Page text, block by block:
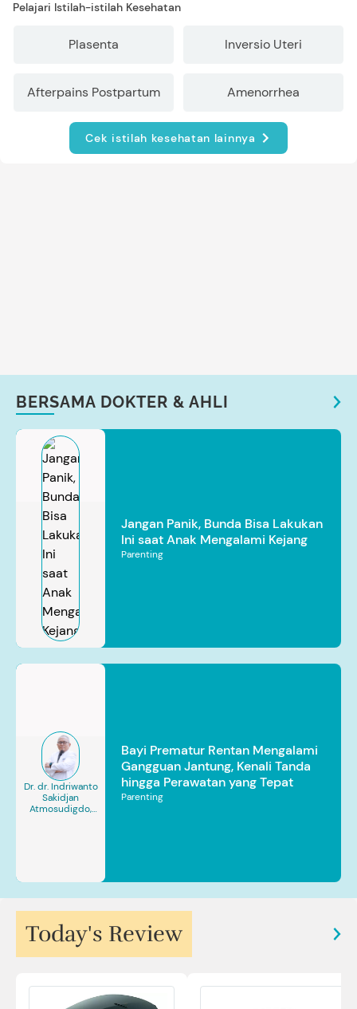
Pelajari Istilah-istilah Kesehatan
Plasenta Inversio Uteri
Afterpains Postpartum Amenorrhea
Cek istilah kesehatan lainnya
BERSAMA DOKTER & AHLI
Jangan Panik, Bunda Bisa Lakukan
Ini saat Anak Mengalami Kejang
Parenting
Dr. dr. Indriwanto
Sakidjan
Atmosudigdo,
Bayi Prematur Rentan Mengalami
Gangguan Jantung, Kenali Tanda
hingga Perawatan yang Tepat
Parenting
Today's Review